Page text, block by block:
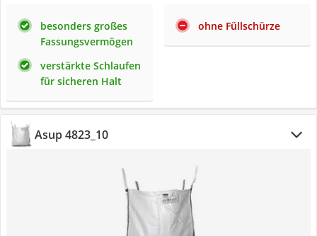
besonders großes
Fassungsvermögen
verstärkte Schlaufen
für sicheren Halt
ohne Füllschürze
Asup ‎4823_10